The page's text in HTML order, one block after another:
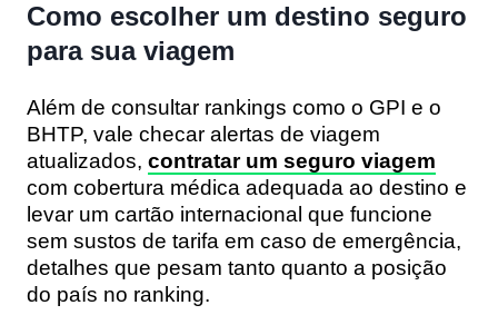
Como escolher um destino seguro
para sua viagem
Além de consultar rankings como o GPI e o
BHTP, vale checar alertas de viagem
atualizados, contratar um seguro viagem
com cobertura médica adequada ao destino e
levar um cartão internacional que funcione
sem sustos de tarifa em caso de emergência,
detalhes que pesam tanto quanto a posição
do país no ranking.